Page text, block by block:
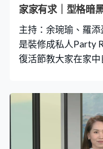
家家有求｜型格暗
主持：余琬瑜、羅
是裝修成私人Party
復活節教大家在家